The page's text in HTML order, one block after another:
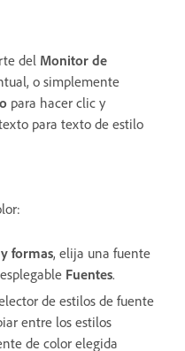
del Monitor de
o simplemente
para hacer clic y
para texto de estilo
formas, elija una fuente
Fuentes.
de estilos de fuente
entre los estilos
de color elegida